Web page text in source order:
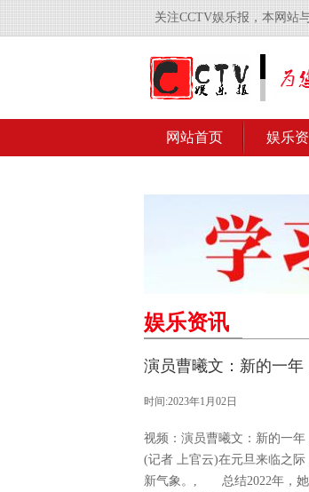
关注CCTV娱乐报，本网站
网站首页 娱乐
娱乐资讯
演员曹曦文：新的一
时间:2023年1月02日
视频：演员曹曦文：新的一
(记者 上官云)在元旦来临之
新气象。, 总结2022年，她